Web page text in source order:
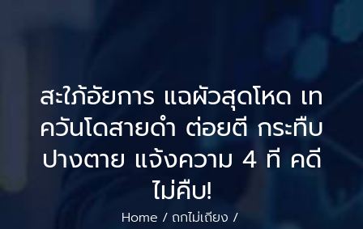
สะใภ้อัยการ แฉผัวสุดโหด เท
ควันโดสายดํา ต่อยตี กระทืบ
ปางตาย แจ้งความ 4 ที คดี
ไม่คืบ!
Home / ถกไม่เถียง /